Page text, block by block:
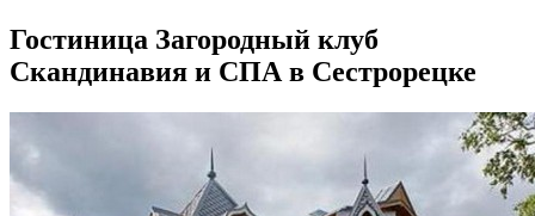
Гостиница Загородный клуб
Скандинавия и СПА в Сестрорецке